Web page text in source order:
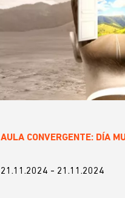
AULA CONVERGENTE: DÍA
21.11.2024 - 21.11.2024